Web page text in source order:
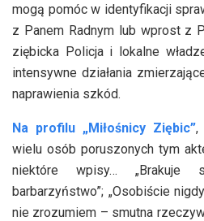
mogą pomóc w identyfikacji
z Panem Radnym lub wprost z
ziębicka Policja i lokalne
intensywne działania
naprawienia szkód.
Na profilu „Miłośnicy Ziębic”,
wielu osób poruszonych tym
niektóre wpisy…
barbarzyństwo”; „Osobiście
nie zrozumiem – smutna